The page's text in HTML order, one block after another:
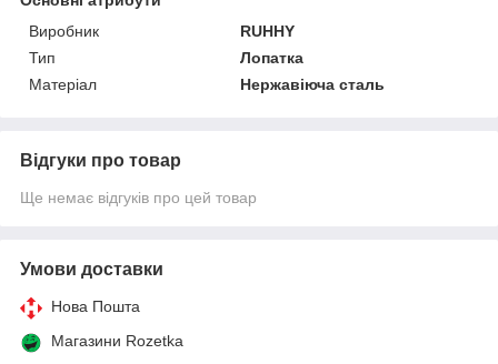
Виробник
RUHHY
Тип
Лопатка
Матеріал
Нержавіюча сталь
Відгуки про товар
Ще немає відгуків про цей товар
Умови доставки
Нова Пошта
Магазини Rozetka